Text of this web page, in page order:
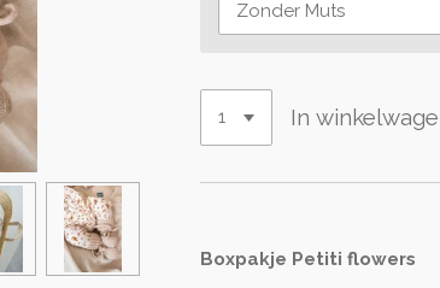
In
Boxpakje Petiti flowers